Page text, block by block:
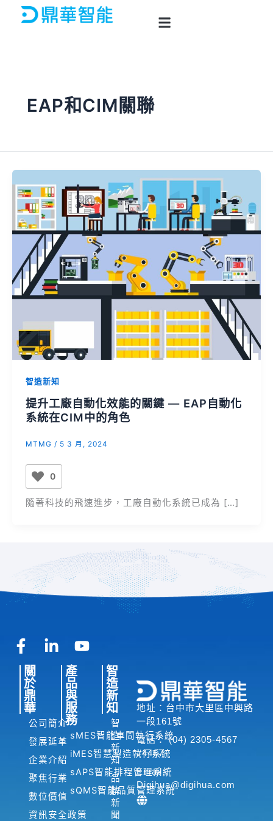
EAP和CIM關聯
智造新知
提升工廠自動化效能的關鍵 — EAP自動化
系統在CIM中的角色
MTMG / 5 3 月, 2024
0
隨著科技的飛速進步，工廠自動化系統已成為 […]
地址：台中市大里區中興路
一段161號
電話： (04) 2305-4567
#4467
Email：
Digihua@digihua.com
F
a
c
e
b
o
o
L
d
i
n
-
i
n
Y
e
關
於
鼎
華
公司簡介
發展延革
企業介紹
聚焦行業
數位價值
資訊安全政策
產
品
與
服
務
sMES智能車間執行系統
iMES智慧製造執行系統
sAPS智能排程管理系統
sQMS智能品質管理系統
智
造
新
知
智
造
新
知
品
牌
新
聞